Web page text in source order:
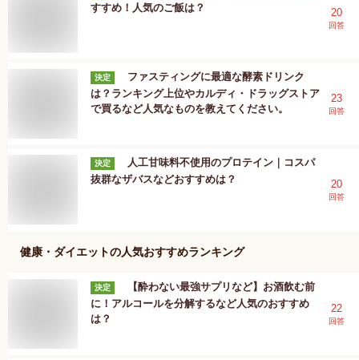
すすめ！人気のご飯は？
20
回答
決定
ファスティングに最適な酵素ドリンク
は？ランキング上位やカルディ・ドラッグストア
で買るなど人気なものを教えてください。
23
回答
決定
人工甘味料不使用のプロテイン｜コスパ
抜群なザバスなどおすすめは？
20
回答
健康・ダイエットの人気おすすめランキング
決定
【酔わない最強サプリなど】お酒飲む前
に！アルコールを分解するなど人気のおすすめ
は？
22
回答